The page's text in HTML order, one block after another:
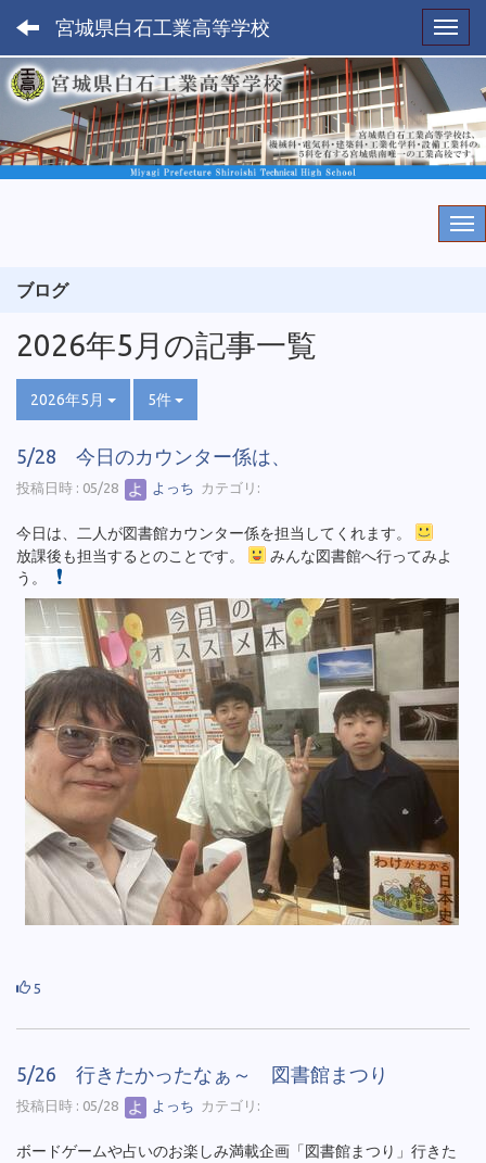
宮城県白石工業高等学校
ブログ
2026年5月の記事一覧
2026年5月 5件
5/28 今日のカウンター係は、
投稿日時 : 05/28 よっち カテゴリ:
今日は、二人が図書館カウンター係を担当してくれます。
放課後も担当するとのことです。
みんな図書館へ行ってみよ
う。
5
5/26 行きたかったなぁ～ 図書館まつり
投稿日時 : 05/28 よっち カテゴリ:
ボードゲームや占いのお楽しみ満載企画「図書館まつり」行きた